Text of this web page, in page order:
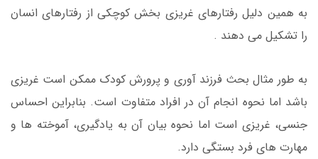
به همین دلیل رفتارهای غریزی بخش کوچکی از رفتارهای انسان
را تشکیل می دهند .
به طور مثال بحث فرزند آوری و پرورش کودک ممکن است غریزی
باشد اما نحوه انجام آن در افراد متفاوت است. بنابراین احساس
جنسی، غریزی است اما نحوه بیان آن به یادگیری، آموخته ها و
مهارت های فرد بستگی دارد.